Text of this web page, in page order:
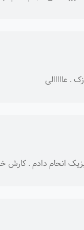
. عااااالی
انحام دادم . کارش